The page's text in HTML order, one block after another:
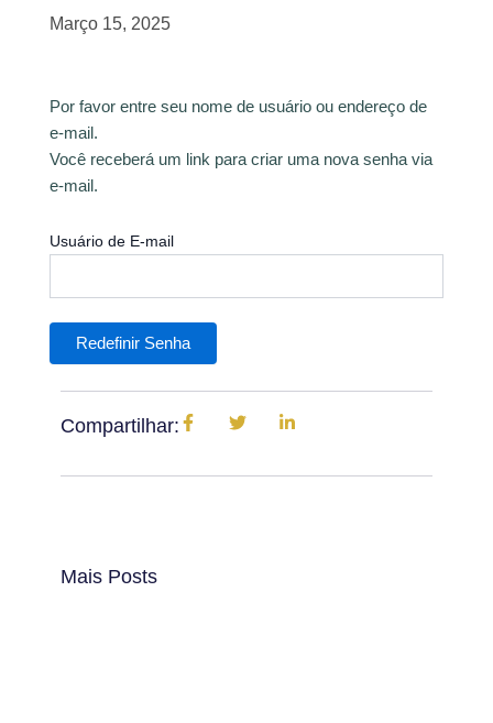
Março 15, 2025
Por favor entre seu nome de usuário ou endereço de
e-mail.
Você receberá um link para criar uma nova senha via
e-mail.
Usuário de E-mail
Compartilhar:
Mais Posts